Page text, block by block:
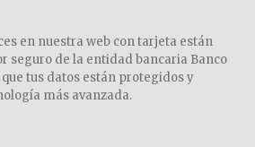
en nuestra web con tarjeta están
seguro de la entidad bancaria Banco
tus datos están protegidos y
más avanzada.